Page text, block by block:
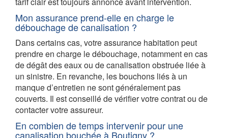
Mon assurance prend-elle en charge le
débouchage de canalisation ?
Dans certains cas, votre assurance habitation peut
prendre en charge le débouchage, notamment en cas
de dégât des eaux ou de canalisation obstruée liée à
un sinistre. En revanche, les bouchons liés à un
manque d’entretien ne sont généralement pas
couverts. Il est conseillé de vérifier votre contrat ou de
contacter votre assureur.
En combien de temps intervenir pour une
canalisation bouchée à Boutigny ?